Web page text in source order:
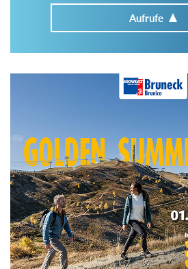
Aufrufe
Im Tourenarchiv suchen
Region:
Gebirge: